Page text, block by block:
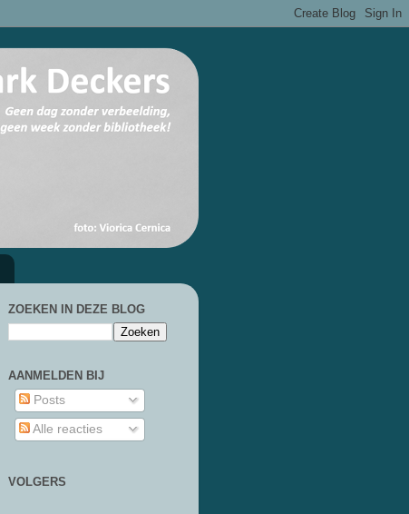
ZOEKEN IN DEZE BLOG
AANMELDEN BIJ
Posts
Alle reacties
VOLGERS